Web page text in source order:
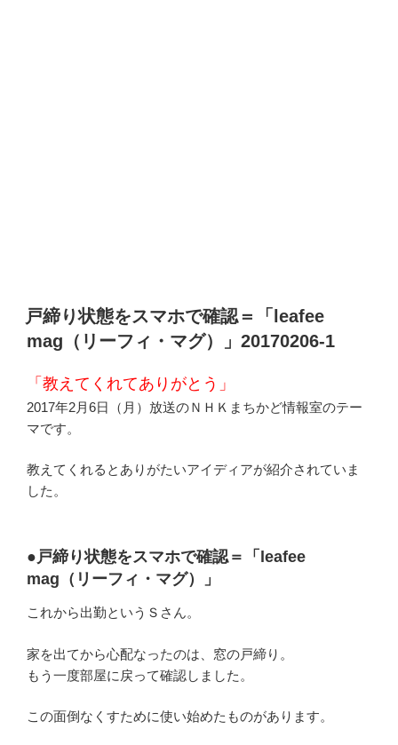
戸締り状態をスマホで確認＝「leafee
mag（リーフィ・マグ）」20170206-1
「教えてくれてありがとう」
2017年2月6日（月）放送のＮＨＫまちかど情報室のテー
マです。
教えてくれるとありがたいアイディアが紹介されていま
した。
●戸締り状態をスマホで確認＝「leafee
mag（リーフィ・マグ）」
これから出勤というＳさん。
家を出てから心配なったのは、窓の戸締り。
もう一度部屋に戻って確認しました。
この面倒なくすために使い始めたものがあります。